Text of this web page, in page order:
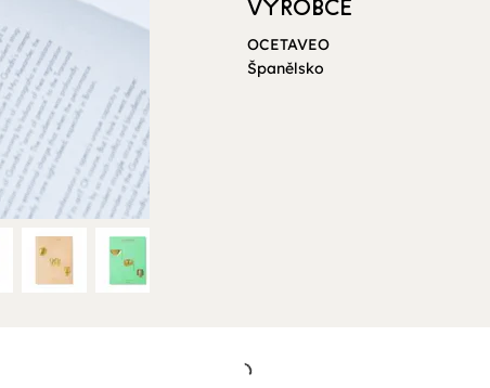
VÝROBCE
OCETAVEO
Španělsko